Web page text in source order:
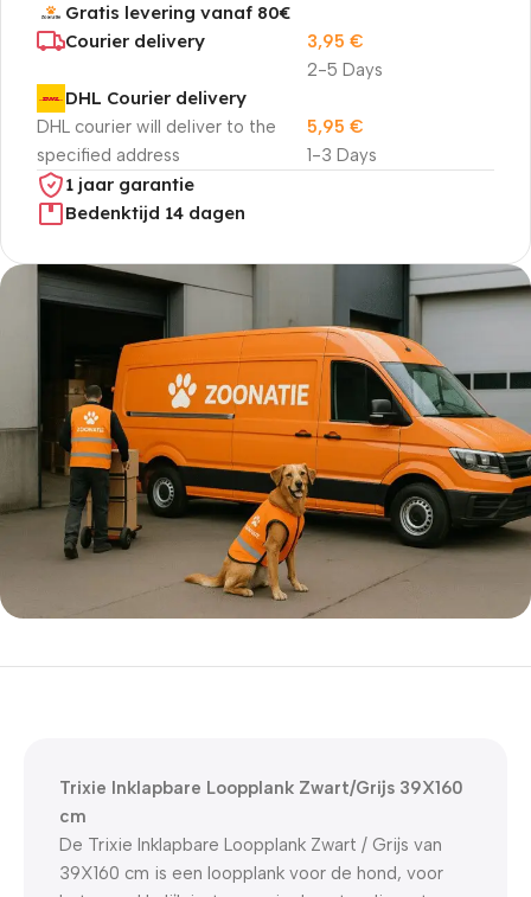
Gratis levering vanaf 80€
Courier delivery
2-5 Days
3,95 €
DHL Courier delivery
DHL courier will deliver to the
specified address
1-3 Days
5,95 €
1 jaar garantie
Bedenktijd 14 dagen
5% korting met code
Trixie Inklapbare Loopplank Zwart/Grijs 39X160
cm
De Trixie Inklapbare Loopplank Zwart / Grijs van
39X160 cm is een loopplank voor de hond, voor